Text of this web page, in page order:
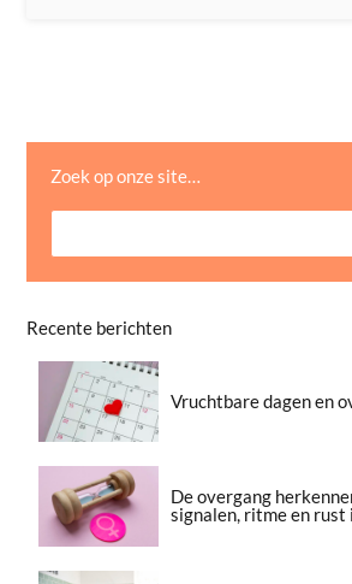
Zoek op onze site…
Recente berichten
Vruchtbare dagen en
De overgang
signalen, ritme en rust